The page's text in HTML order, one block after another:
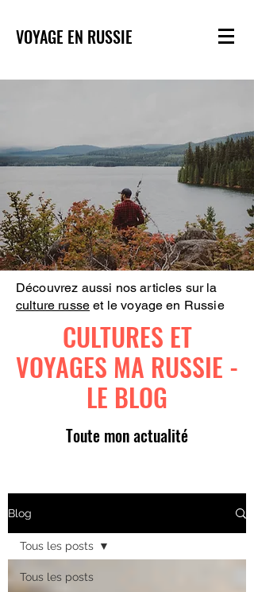
VOYAGE EN RUSSIE
Découvrez aussi nos articles sur la
culture russe et le voyage en Russie
CULTURES ET
VOYAGES MA RUSSIE -
LE BLOG
Toute mon actualité
Blog
Tous les posts
Tous les posts